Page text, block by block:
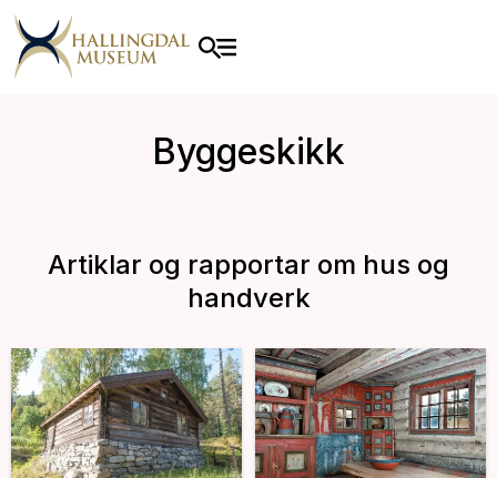
Byggeskikk
Artiklar og rapportar om hus og
handverk